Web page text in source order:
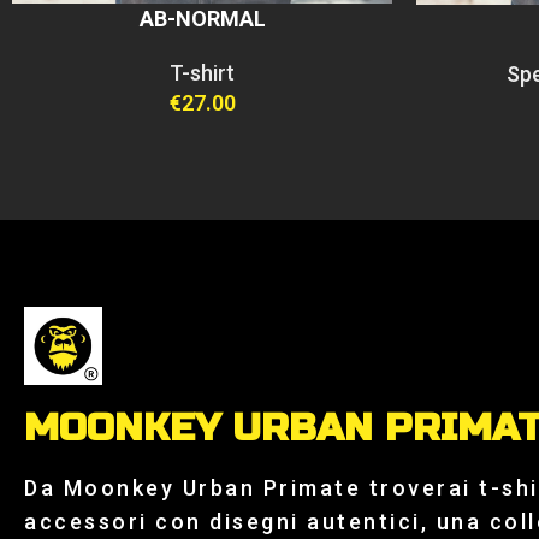
AB-NORMAL
T-shirt
€27.00
MOONKEY URBAN
Da Moonkey Urban Primate troverai t-
accessori con disegni autentici, una